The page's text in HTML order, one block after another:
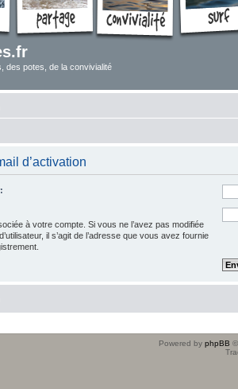
des potes, de la convivialité
d’activation
à votre compte. Si vous ne l’avez pas modifiée
il s’agit de l’adresse que vous avez fournie
Powered by phpBB